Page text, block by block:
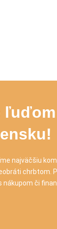
najväčšiu
chrbtom.
nákupom či